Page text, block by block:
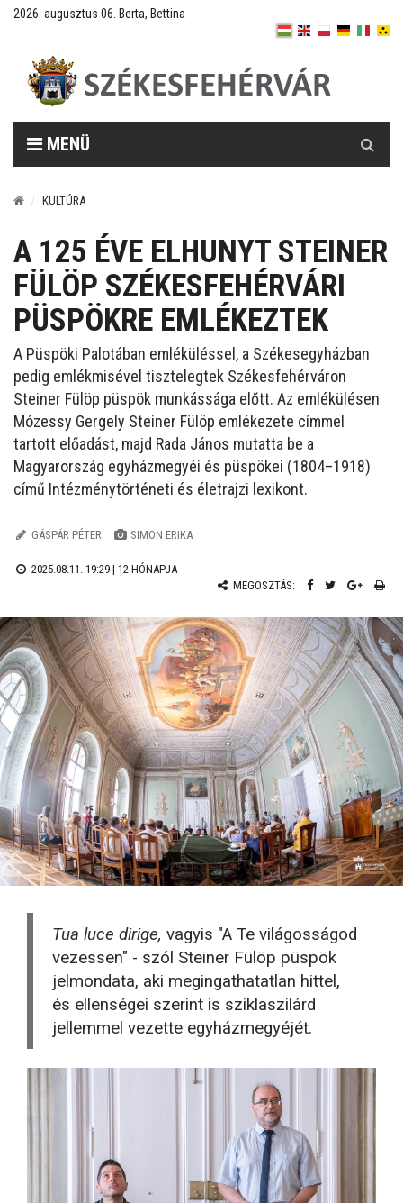
2026. augusztus 06. Berta, Bettina
MENÜ
KULTÚRA
A 125 ÉVE ELHUNYT STEINER
FÜLÖP SZÉKESFEHÉRVÁRI
PÜSPÖKRE EMLÉKEZTEK
A Püspöki Palotában emléküléssel, a Székesegyházban
pedig emlékmisével tisztelegtek Székesfehérváron
Steiner Fülöp püspök munkássága előtt. Az emlékülésen
Mózessy Gergely Steiner Fülöp emlékezete címmel
tartott előadást, majd Rada János mutatta be a
Magyarország egyházmegyéi és püspökei (1804–1918)
című Intézménytörténeti és életrajzi lexikont.
GÁSPÁR PÉTER SIMON ERIKA
2025.08.11. 19:29 | 12 HÓNAPJA
MEGOSZTÁS:
Tua luce dirige, vagyis "A Te világosságod
vezessen" - szól Steiner Fülöp püspök
jelmondata, aki megingathatatlan hittel,
és ellenségei szerint is sziklaszilárd
jellemmel vezette egyházmegyéjét.